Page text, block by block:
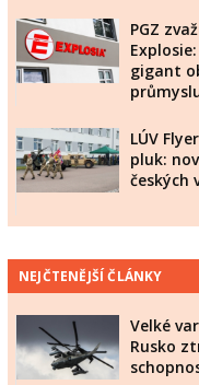
PGZ
gigant
LÚV
pluk:
českých
NEJČTENĚJŠÍ ČLÁNKY
Velké
Rusko